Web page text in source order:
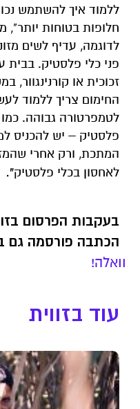
ללמוד איך להשתמש
חלופות בטוחות יותר",
לדוגמה, עדיף לשים
פני כלי פלסטיק.
זכוכית או
החימום צריך ללמוד
לטמפרטורה גבוהה. כמו
פלסטיק – יש להכניס
המתכת, ורק אחרי
לאחסון בכלי פלסטיק".
בעקבות הפרסום
הכתבה פורסמה גם
וואלה!
עוד בזווית